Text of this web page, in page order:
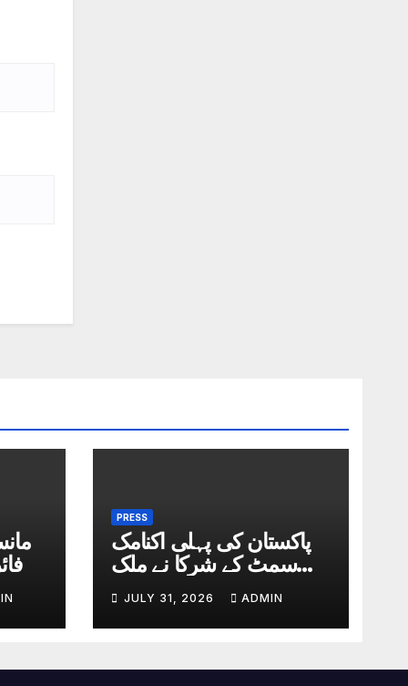
پر
PRESS
پاکستان کی پہلی اکنامک
سمٹ کے شرکا نے ملک
بنیادی مسائل کا حل قرار
دیدیا
JULY 31, 2026 ADMIN